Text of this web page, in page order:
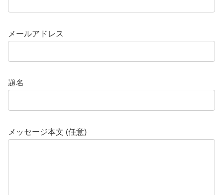
メールアドレス
題名
メッセージ本文 (任意)